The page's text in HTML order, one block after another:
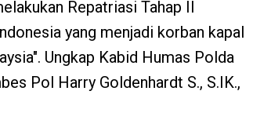
Repatriasi Tahap II
yang menjadi korban kapal
Ungkap Kabid Humas Polda
Pol Harry Goldenhardt S., S.IK.,